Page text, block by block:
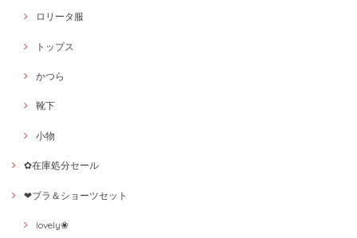
ロリータ服
トップス
かつら
靴下
小物
✿在庫処分セール
❤ブラ＆ショーツセット
lovely❀